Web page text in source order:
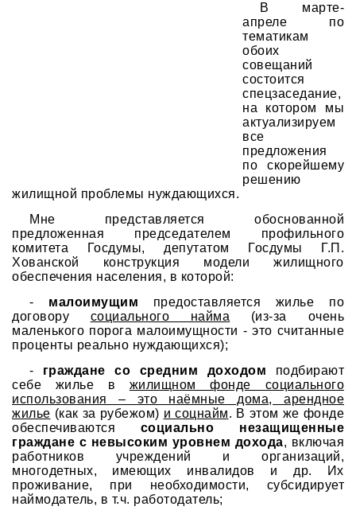
В марте-
апреле по
тематикам
обоих
совещаний
состоится
спецзаседание,
на котором мы
актуализируем
все
предложения
по скорейшему
решению
жилищной проблемы нуждающихся.
Мне представляется обоснованной
предложенная председателем профильного
комитета Госдумы, депутатом Госдумы Г.П.
Хованской конструкция модели жилищного
обеспечения населения, в которой:
- малоимущим предоставляется жилье по
договору социального найма (из-за очень
маленького порога малоимущности - это считанные
проценты реально нуждающихся);
- граждане со средним доходом подбирают
себе жилье в жилищном фонде социального
использования – это наёмные дома, арендное
жилье (как за рубежом) и соцнайм. В этом же фонде
обеспечиваются социально незащищенные
граждане с невысоким уровнем дохода, включая
работников учреждений и организаций,
многодетных, имеющих инвалидов и др. Их
проживание, при необходимости, субсидирует
наймодатель, в т.ч. работодатель;